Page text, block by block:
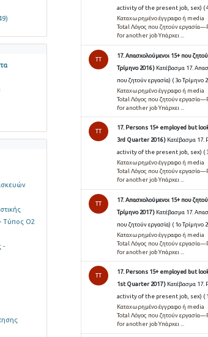
Τύπος Ο2
-
activity of the present job, sex) (
Καταχωρημένο έγγραφο ή media
Total Λόγος που ζητούν
for another job Υπάρχει ...
TT
17. Απασχολούμενοι 15+ που
Τρίμηνο 2016 ) Κατέβασμα 17.
που ζητούν εργασία) ( 3ο Τρίμηνο
Καταχωρημένο έγγραφο ή media
Total Λόγος που ζητούν
for another job Υπάρχει ...
TT
17. Persons 15+ employed but
3rd Quarter 2016 ) Κατέβασμα
activity of the present job, sex) (
Καταχωρημένο έγγραφο ή media
Total Λόγος που ζητούν
for another job Υπάρχει ...
TT
17. Απασχολούμενοι 15+ που
Τρίμηνο 2017 ) Κατέβασμα 17.
που ζητούν εργασία) ( 1ο Τρίμηνο
Καταχωρημένο έγγραφο ή media
Total Λόγος που ζητούν
for another job Υπάρχει ...
TT
17. Persons 15+ employed but
1st Quarter 2017 ) Κατέβασμα
activity of the present job, sex) (
Καταχωρημένο έγγραφο ή media
Total Λόγος που ζητούν
for another job Υπάρχει ...